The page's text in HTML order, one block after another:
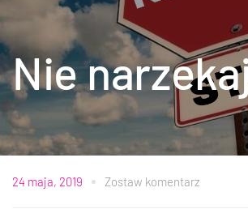
Nie
24 maja, 2019 Zostaw komentarz